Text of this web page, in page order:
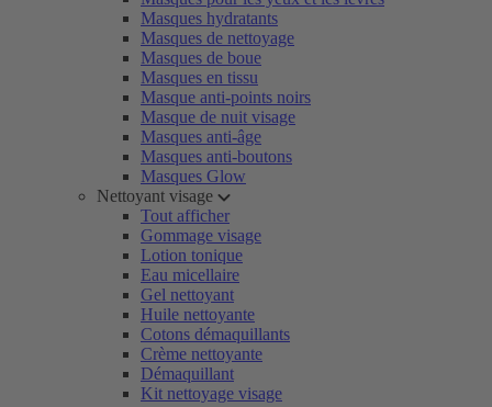
Masques hydratants
Masques de nettoyage
Masques de boue
Masques en tissu
Masque anti-points noirs
Masque de nuit visage
Masques anti-âge
Masques anti-boutons
Masques Glow
Nettoyant visage
Tout afficher
Gommage visage
Lotion tonique
Eau micellaire
Gel nettoyant
Huile nettoyante
Cotons démaquillants
Crème nettoyante
Démaquillant
Kit nettoyage visage